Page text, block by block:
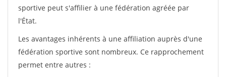
sportive peut s'affilier à une fédération agréée par
l'État.
Les avantages inhérents à une affiliation auprès d'une
fédération sportive sont nombreux. Ce rapprochement
permet entre autres :